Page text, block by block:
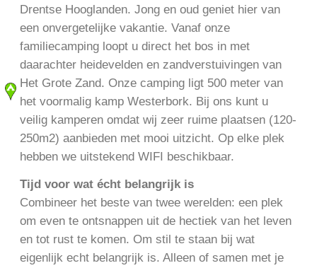
Drentse Hooglanden. Jong en oud geniet hier van
een onvergetelijke vakantie. Vanaf onze
familiecamping loopt u direct het bos in met
daarachter heidevelden en zandverstuivingen van
Het Grote Zand. Onze camping ligt 500 meter van
het voormalig kamp Westerbork. Bij ons kunt u
veilig kamperen omdat wij zeer ruime plaatsen (120-
250m2) aanbieden met mooi uitzicht. Op elke plek
hebben we uitstekend WIFI beschikbaar.
Tijd voor wat écht belangrijk is
Combineer het beste van twee werelden: een plek
om even te ontsnappen uit de hectiek van het leven
en tot rust te komen. Om stil te staan bij wat
eigenlijk echt belangrijk is. Alleen of samen met je